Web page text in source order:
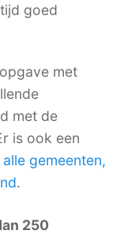
goed
met
met de
is ook een
alle gemeenten,
.
250